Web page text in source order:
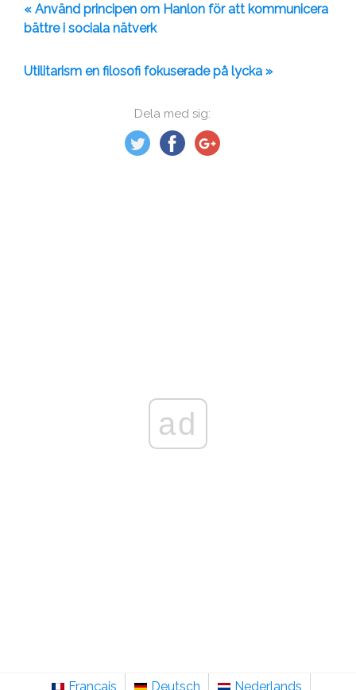
Dela med sig:
« Använd principen om Hanlon för att kommunicera
bättre i sociala nätverk
Utilitarism en filosofi fokuserade på lycka »
ad
Français Deutsch Nederlands